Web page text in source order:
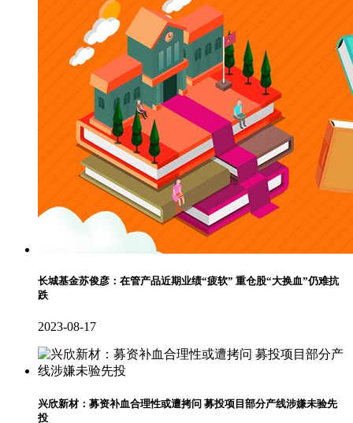
长城基金苏俊彦：在管产品近期业绩“疲软” 重仓股“大换血”仍难抗
跌
2023-08-17
兴欣新材：募资补血合理性或遭拷问 募投项目部分产线涉嫌未验先
投